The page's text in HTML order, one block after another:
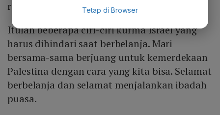
resminya.
Itulah beberapa ciri-ciri kurma Israel yang
harus dihindari saat berbelanja. Mari
bersama-sama berjuang untuk kemerdekaan
Palestina dengan cara yang kita bisa. Selamat
berbelanja dan selamat menjalankan ibadah
puasa.
Tetap di Browser